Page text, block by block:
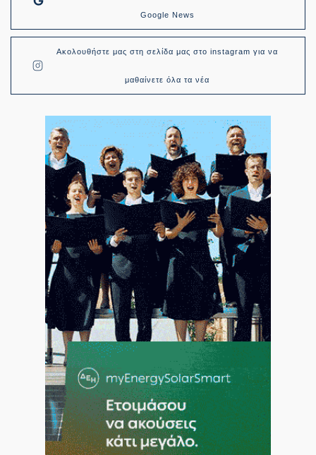
Google News
Ακολουθήστε μας στη σελίδα μας στο instagram για να
μαθαίνετε όλα τα νέα